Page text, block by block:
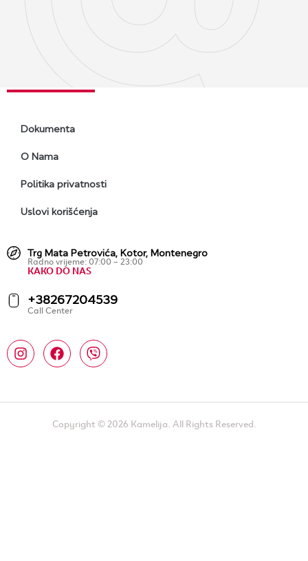
Dokumenta
O Nama
Politika privatnosti
Uslovi korišćenja
Trg Mata Petrovića, Kotor, Montenegro
Radno vrijeme: 07:00 – 23:00
KAKO DO NAS
+38267204539
Call Center
Copyright © 2026 Kamelija. All Rights Reserved.